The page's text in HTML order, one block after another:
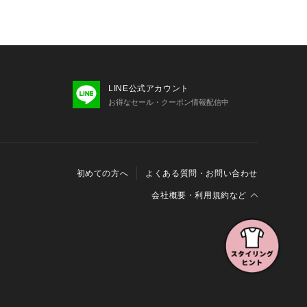
LINE公式アカウント
お得なセール・クーポン情報配信中
初めての方へ よくある質問・お問い合わせ
会社概要・利用規約など
特定商取引に関する法律に基づく表示
Cookieおよびアクセスログについて
三井不動産グループ ソーシャルメディアガイドライン